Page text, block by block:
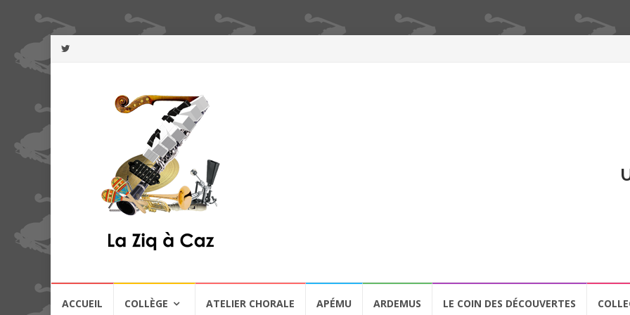
ACCUEIL COLLÈGE ATELIER CHORALE APÉMU ARDEMUS LE COIN DES DÉCOUVERTES